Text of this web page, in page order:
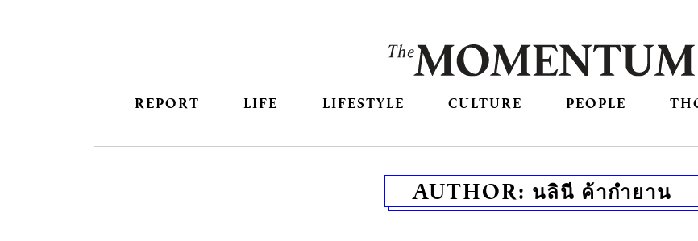
REPORT LIFE LIFESTYLE CULTURE PEOPLE
AUTHOR: นลินี ค้ากำยาน